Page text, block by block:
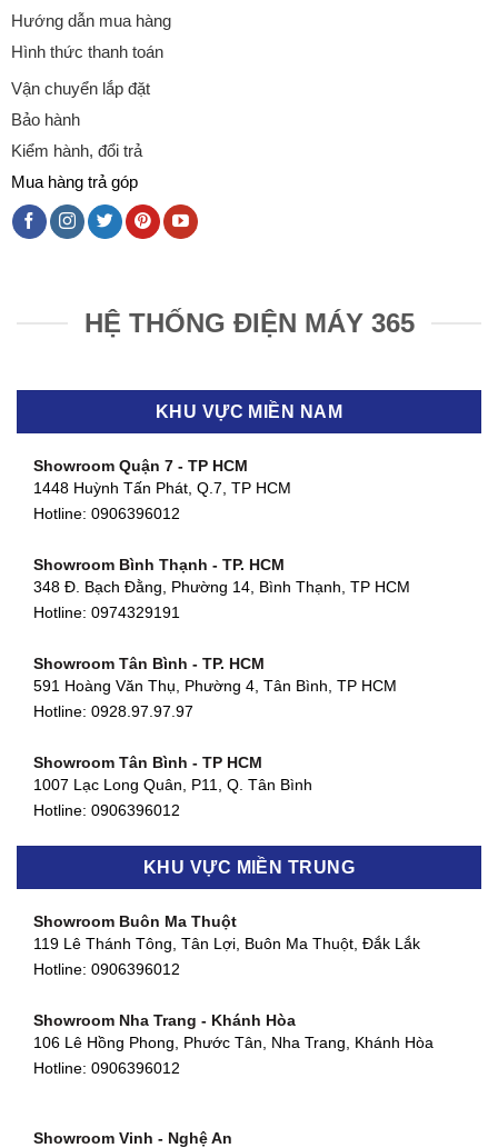
Hướng dẫn mua hàng
Hình thức thanh toán
Vận chuyển lắp đặt
Bảo hành
Kiểm hành, đổi trả
Mua hàng trả góp
HỆ THỐNG ĐIỆN MÁY 365
KHU VỰC MIỀN NAM
Showroom Quận 7 - TP HCM
1448 Huỳnh Tấn Phát, Q.7, TP HCM
Hotline: 0906396012
Showroom Bình Thạnh - TP. HCM
348 Đ. Bạch Đằng, Phường 14, Bình Thạnh, TP HCM
Hotline: 0974329191
Showroom Tân Bình - TP. HCM
591 Hoàng Văn Thụ, Phường 4, Tân Bình, TP HCM
Hotline: 0928.97.97.97
Showroom Tân Bình - TP HCM
1007 Lạc Long Quân, P11, Q. Tân Bình
Hotline: 0906396012
Showroom Biên Hòa - Đồng Nai
Showroom Thuận An - Bình Dương
Showroom Quận 11 - TP. HCM
KHU VỰC MIỀN TRUNG
Showroom Buôn Ma Thuột
119 Lê Thánh Tông, Tân Lợi, Buôn Ma Thuột, Đắk Lắk
Hotline: 0906396012
Showroom Nha Trang - Khánh Hòa
106 Lê Hồng Phong, Phước Tân, Nha Trang, Khánh Hòa
Hotline: 0906396012
Showroom Vinh - Nghệ An